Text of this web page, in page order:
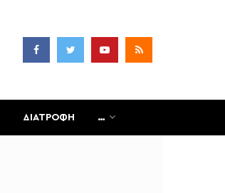
ΔΙΑΤΡΟΦΗ …